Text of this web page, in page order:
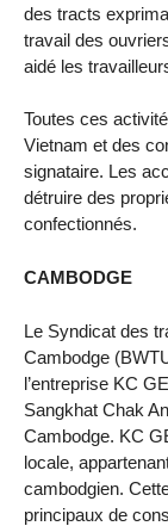
des tracts
travail des
aidé les
Toutes ces
Vietnam et des
signataire. Les
détruire des
confectionnés.
CAMBODGE
Le Syndicat des
Cambodge
l’entreprise KC
Sangkhat Chak
Cambodge. KC
locale,
cambodgien.
principaux de